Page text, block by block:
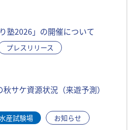
塾2026」の開催について
プレスリリース
サケ資源状況（来遊予測）
産試験場 お知らせ